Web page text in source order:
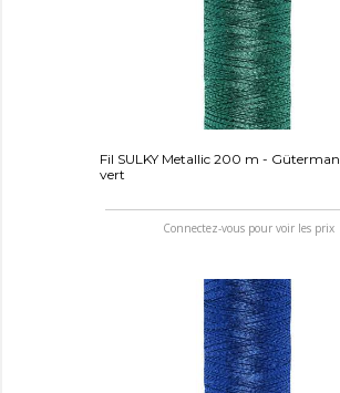
Fil SULKY Metallic 200 m -
vert
Connectez-vous pour voir les prix